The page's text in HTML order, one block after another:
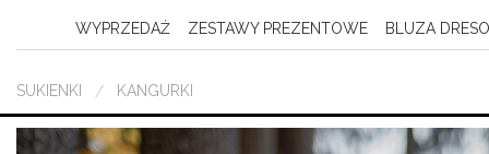
WYPRZEDAŻ ZESTAWY PREZENTOWE BLUZA
SUKIENKI KANGURKI